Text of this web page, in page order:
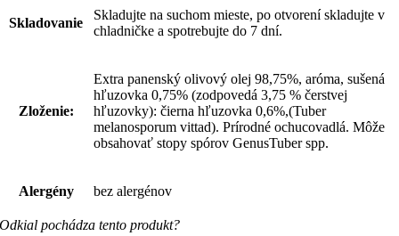
Skladovanie
Skladujte na suchom mieste, po otvorení skladujte v
chladničke a spotrebujte do 7 dní.
Zloženie:
Extra panenský olivový olej 98,75%, aróma, sušená
hľuzovka 0,75% (zodpovedá 3,75 % čerstvej
hľuzovky): čierna hľuzovka 0,6%,(Tuber
melanosporum vittad). Prírodné ochucovadlá. Môže
obsahovať stopy spórov GenusTuber spp.
Alergény bez alergénov
Odkial pochádza tento produkt?